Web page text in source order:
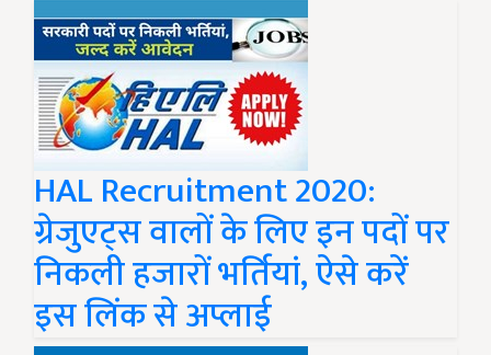
HAL Recruitment 2020:
ग्रेजुएट्स वालों के लिए इन पदों पर
निकली हजारों भर्तियां, ऐसे करें
इस लिंक से अप्लाई